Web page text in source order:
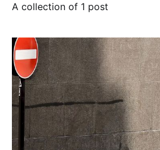
A collection of 1 post